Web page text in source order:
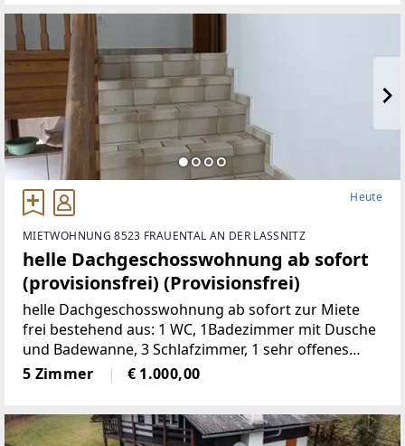
Heute
MIETWOHNUNG 8523 FRAUENTAL AN DER LASSNITZ
helle Dachgeschosswohnung ab sofort
(provisionsfrei) (Provisionsfrei)
helle Dachgeschosswohnung ab sofort zur Miete
frei bestehend aus: 1 WC, 1Badezimmer mit Dusche
und Badewanne, 3 Schlafzimmer, 1 sehr offenes
Wohnzimmermit Balkon und Kachelofen, 1 voll
möbelierte Küche, 1 Abstellraum,
5 Zimmer € 1.000,00